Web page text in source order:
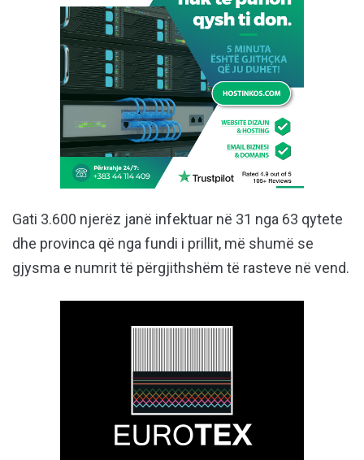
Gati 3.600 njerëz janë infektuar në 31 nga 63 qytete
dhe provinca që nga fundi i prillit, më shumë se
gjysma e numrit të përgjithshëm të rasteve në vend.